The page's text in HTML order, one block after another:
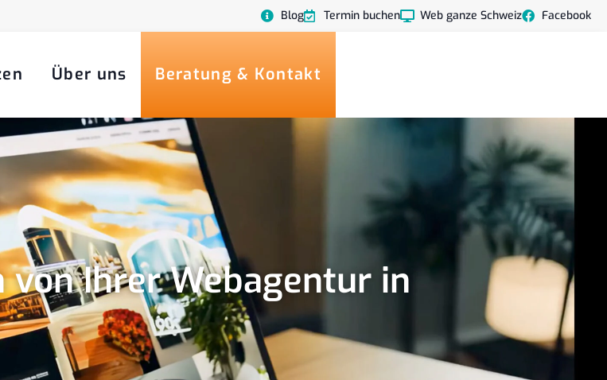
Blog Termin buchen Web ganze Schweiz Facebook
Über uns Beratung & Kontakt
von Ihrer Webagentur in